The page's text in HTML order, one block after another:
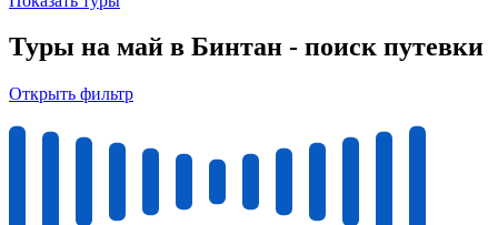
Туры на май в Бинтан - поиск путевки
Открыть фильтр